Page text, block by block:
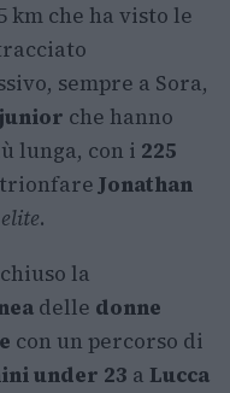
km che ha visto le
sempre a Sora,
che hanno
lunga, con i 225
trionfareJonathan
.
la
delle donne
con un percorso di
under 23 a Lucca